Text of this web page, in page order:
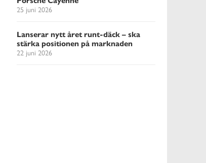
25 juni 2026
Lanserar nytt året runt-däck – ska
stärka positionen på marknaden
22 juni 2026